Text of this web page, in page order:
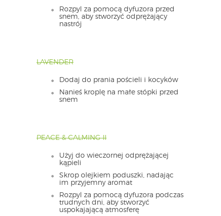
Rozpyl za pomocą dyfuzora przed
snem, aby stworzyć odprężający
nastrój
LAVENDER
Dodaj do prania pościeli i kocyków
Nanieś kroplę na małe stópki przed
snem
PEACE & CALMING II
Użyj do wieczornej odprężającej
kąpieli
Skrop olejkiem poduszki, nadając
im przyjemny aromat
Rozpyl za pomocą dyfuzora podczas
trudnych dni, aby stworzyć
uspokajającą atmosferę